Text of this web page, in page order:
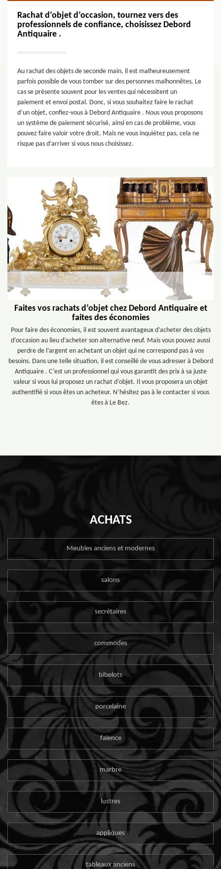
Rachat d’objet d’occasion, tournez vers des
professionnels de confiance, choisissez Debord
Antiquaire .
Au rachat des objets de seconde main, il est malheureusement
parfois possible de vous tomber sur des personnes malhonnêtes. Le
cas se présente souvent pour les ventes qui nécessitent un
paiement et envoi postal. Donc, si vous souhaitez faire le rachat
d’un objet, confiez-vous à Debord Antiquaire . Nous vous proposons
un système de paiement sécurisé, ainsi en cas de problème, vous
pouvez faire valoir votre droit. Mais ne vous inquiétez pas, cela ne
risque pas d’arriver si vous nous choisissez.
Faites vos rachats d’objet chez Debord Antiquaire et
faites des économies
Pour faire des économies, il est souvent avantageux d’acheter des objets
d’occasion au lieu d’acheter son alternative neuf. Mais vous pouvez aussi
perdre de l’argent en achetant un objet qui ne correspond pas à vos
besoins. Dans une telle situation, il est conseillé de vous adresser à Debord
Antiquaire . C’est un professionnel qui vous garantit des prix à sa juste
valeur si vous lui proposez un rachat d’objet. Il vous proposera un objet
authentifié si vous êtes un acheteur. N’hésitez pas à le contacter si vous
êtes à Le Bez.
ACHATS
Meubles anciens et modernes
salons
secrétaires
commodes
bibelots
porcelaine
faïence
marbre
lustres
appliques
tableaux anciens